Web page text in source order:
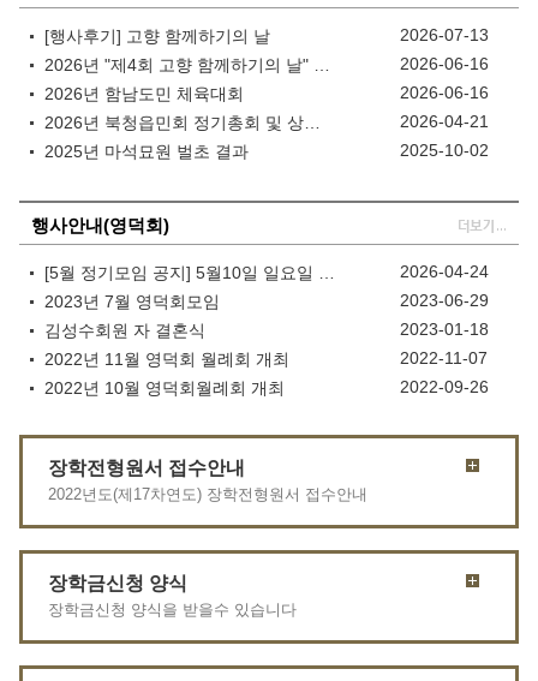
[행사후기] 고향 함께하기의 날
2026-07-13
2026-06-16
2026년 함남도민 체육대회
2026-06-16
2026년 북청읍민회 정기총회 및 상반기 장학증서 수여식 개최
2026-04-21
2025년 마석묘원 벌초 결과
2025-10-02
행사안내(영덕회)
2026-04-24
2023년 7월 영덕회모임
2023-06-29
김성수회원 자 결혼식
2023-01-18
2022년 11월 영덕회 월례회 개최
2022-11-07
2022년 10월 영덕회월례회 개최
2022-09-26
장학전형원서 접수안내
2022년도(제17차연도) 장학전형원서 접수안내
장학금신청 양식
장학금신청 양식을 받을수 있습니다